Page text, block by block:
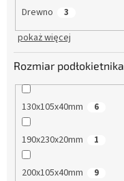
Drewno 3
pokaż więcej
Rozmiar podłokietnika
130x105x40mm 6
190x230x20mm 1
200x105x40mm 9